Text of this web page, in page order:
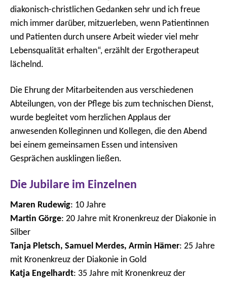
diakonisch-christlichen Gedanken sehr und ich freue
mich immer darüber, mitzuerleben, wenn Patientinnen
und Patienten durch unsere Arbeit wieder viel mehr
Lebensqualität erhalten“, erzählt der Ergotherapeut
lächelnd.
Die Ehrung der Mitarbeitenden aus verschiedenen
Abteilungen, von der Pflege bis zum technischen Dienst,
wurde begleitet vom herzlichen Applaus der
anwesenden Kolleginnen und Kollegen, die den Abend
bei einem gemeinsamen Essen und intensiven
Gesprächen ausklingen ließen.
Die Jubilare im Einzelnen
Maren Rudewig: 10 Jahre
Martin Görge: 20 Jahre mit Kronenkreuz der Diakonie in
Silber
Tanja Pletsch, Samuel Merdes, Armin Hämer: 25 Jahre
mit Kronenkreuz der Diakonie in Gold
Katja Engelhardt: 35 Jahre mit Kronenkreuz der